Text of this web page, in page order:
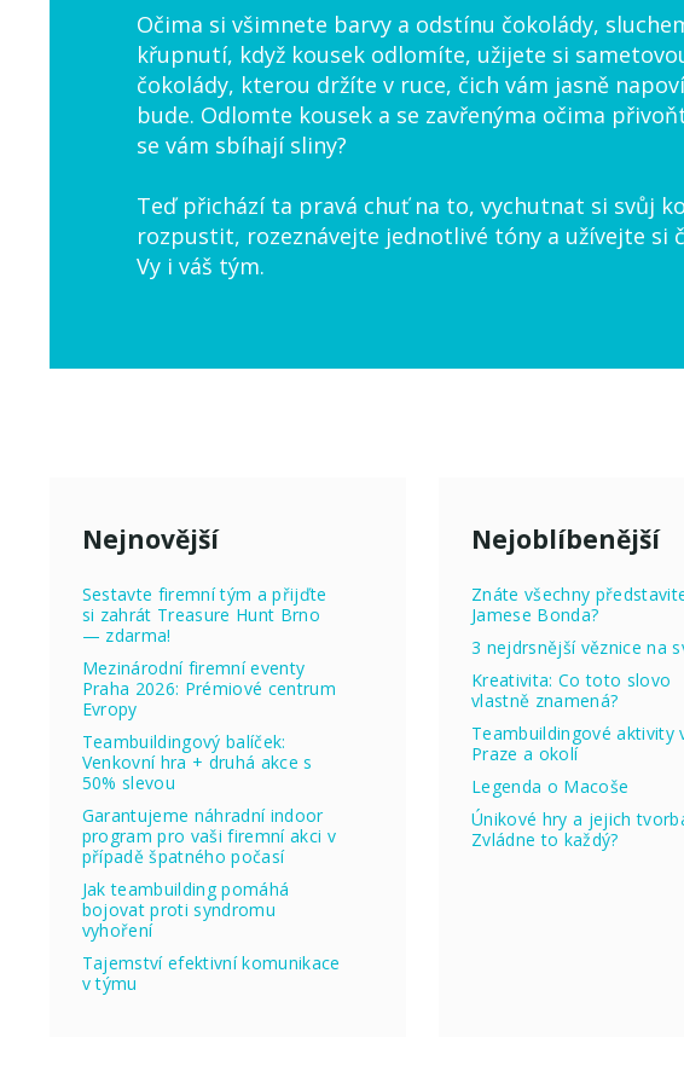
Očima si všimnete barvy a odstínu čokolády,
křupnutí, když kousek odlomíte, užijete si
čokolády, kterou držíte v ruce, čich vám jasně
bude. Odlomte kousek a se zavřenýma očima
se vám sbíhají sliny?
Teď přichází ta pravá chuť na to, vychutnat si svůj
rozpustit, rozeznávejte jednotlivé tóny a užívejte si
Vy i váš tým.
Nejnovější
Sestavte firemní tým a přijďte
si zahrát Treasure Hunt Brno
— zdarma!
Mezinárodní firemní eventy
Praha 2026: Prémiové centrum
Evropy
Teambuildingový balíček:
Venkovní hra + druhá akce s
50% slevou
Garantujeme náhradní indoor
program pro vaši firemní akci v
případě špatného počasí
Jak teambuilding pomáhá
bojovat proti syndromu
vyhoření
Tajemství efektivní komunikace
v týmu
Nejoblíbenější
Znáte všechny
Jamese Bonda?
3 nejdrsnější věznice na
Kreativita: Co toto slovo
vlastně znamená?
Teambuildingové aktivity
Praze a okolí
Legenda o Macoše
Únikové hry a jejich
Zvládne to každý?